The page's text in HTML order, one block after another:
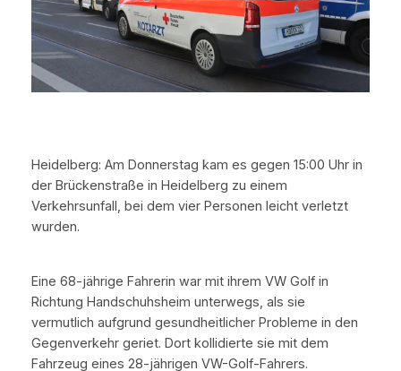
Heidelberg: Am Donnerstag kam es gegen 15:00 Uhr in
der Brückenstraße in Heidelberg zu einem
Verkehrsunfall, bei dem vier Personen leicht verletzt
wurden.
Eine 68-jährige Fahrerin war mit ihrem VW Golf in
Richtung Handschuhsheim unterwegs, als sie
vermutlich aufgrund gesundheitlicher Probleme in den
Gegenverkehr geriet. Dort kollidierte sie mit dem
Fahrzeug eines 28-jährigen VW-Golf-Fahrers.